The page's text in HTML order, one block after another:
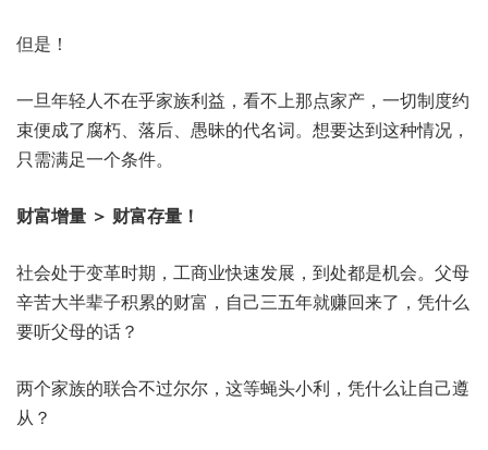
但是！
一旦年轻人不在乎家族利益，看不上那点家产，一切制度约
束便成了腐朽、落后、愚昧的代名词。想要达到这种情况，
只需满足一个条件。
财富增量 ＞ 财富存量！
社会处于变革时期，工商业快速发展，到处都是机会。父母
辛苦大半辈子积累的财富，自己三五年就赚回来了，凭什么
要听父母的话？
两个家族的联合不过尔尔，这等蝇头小利，凭什么让自己遵
从？